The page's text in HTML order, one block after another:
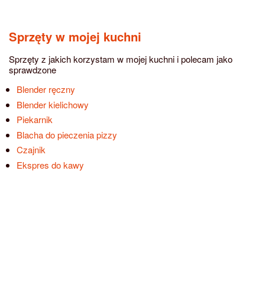
Sprzęty w mojej kuchni
Sprzęty z jakich korzystam w mojej kuchni i polecam jako
sprawdzone
Blender ręczny
Blender kielichowy
Piekarnik
Blacha do pieczenia pizzy
Czajnik
Ekspres do kawy